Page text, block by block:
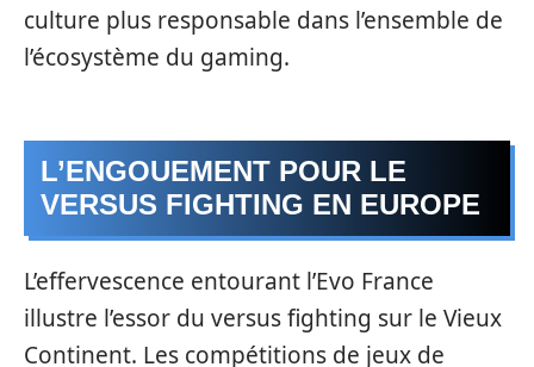
culture plus responsable dans l’ensemble de
l’écosystème du gaming.
L’ENGOUEMENT POUR LE
VERSUS FIGHTING EN EUROPE
L’effervescence entourant l’Evo France
illustre l’essor du versus fighting sur le Vieux
Continent. Les compétitions de jeux de